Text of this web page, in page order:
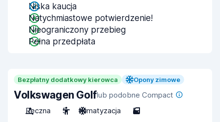
Niska kaucja
Natychmiastowe potwierdzenie!
Nieograniczony przebieg
Pełna przedpłata
Bezpłatny dodatkowy kierowca Opony zimowe
Volkswagen Golflub podobne Compact
Ręczna
5 Klimatyzacja 5